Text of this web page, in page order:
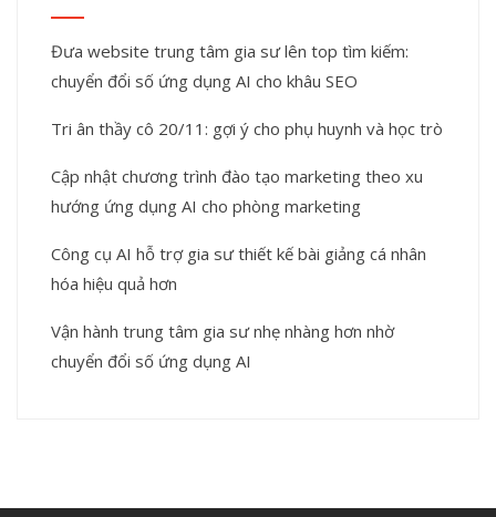
Đưa website trung tâm gia sư lên top tìm kiếm:
chuyển đổi số ứng dụng AI cho khâu SEO
Tri ân thầy cô 20/11: gợi ý cho phụ huynh và học trò
Cập nhật chương trình đào tạo marketing theo xu
hướng ứng dụng AI cho phòng marketing
Công cụ AI hỗ trợ gia sư thiết kế bài giảng cá nhân
hóa hiệu quả hơn
Vận hành trung tâm gia sư nhẹ nhàng hơn nhờ
chuyển đổi số ứng dụng AI